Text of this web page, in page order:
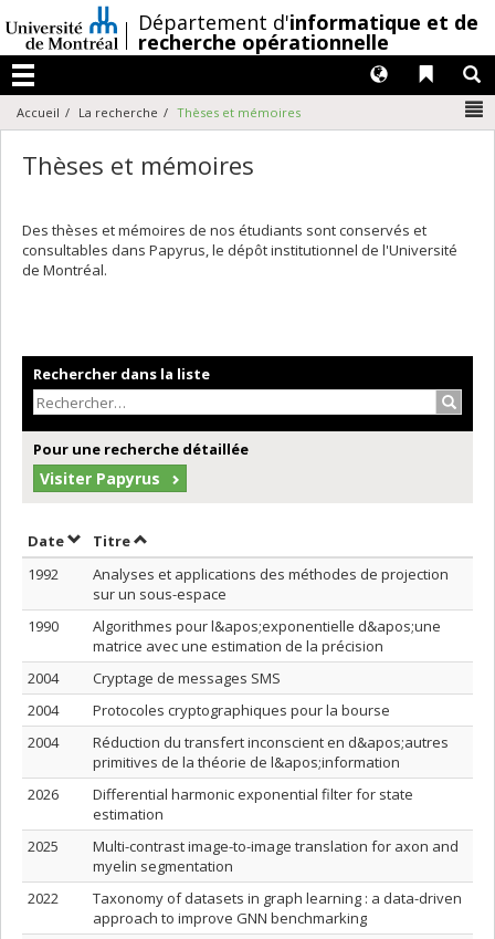
au
contenu
/Département d'informatique et de
recherche opérationnelle
Menu
Liens
Langues
Accueil La recherche Thèses et mémoires
Thèses et mémoires
Des thèses et mémoires de nos étudiants sont conservés et
consultables dans Papyrus, le dépôt institutionnel de l'Université
de Montréal.
Rechercher dans la liste
Pour une recherche détaillée
Visiter Papyrus
DateTrier par date en ordre décroissant
TitreTrier par titre en ordre décroissant
1992
Analyses et applications des méthodes de projection
sur un sous-espace
1990
Algorithmes pour l&apos;exponentielle d&apos;une
matrice avec une estimation de la précision
2004
Cryptage de messages SMS
2004
Protocoles cryptographiques pour la bourse
2004
Réduction du transfert inconscient en d&apos;autres
primitives de la théorie de l&apos;information
2026
Differential harmonic exponential filter for state
estimation
2025
Multi-contrast image-to-image translation for axon and
myelin segmentation
2022
Taxonomy of datasets in graph learning : a data-driven
approach to improve GNN benchmarking